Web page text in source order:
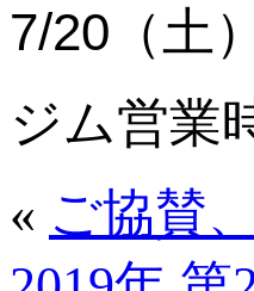
7/20（土
ジム営業
« ご協賛